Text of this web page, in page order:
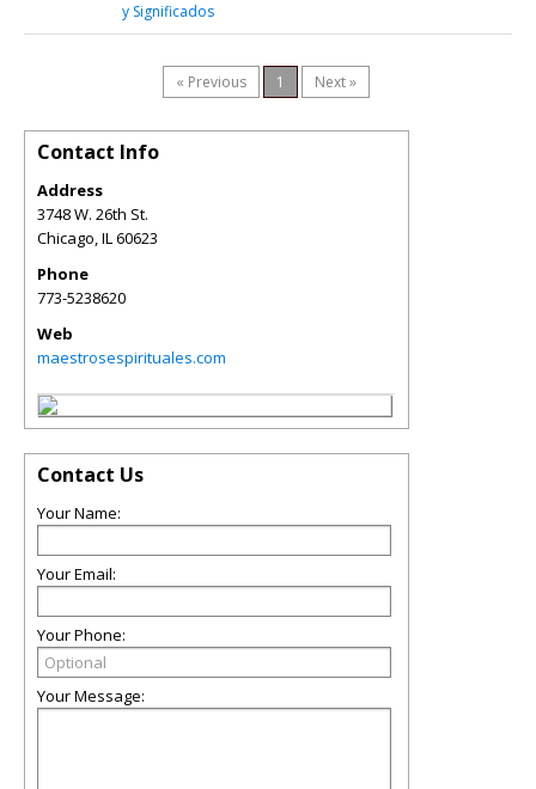
y Significados
« Previous 1 Next »
Contact Info
Address
3748 W. 26th St.
Chicago,IL60623
Phone
773-5238620
Web
maestrosespirituales.com
Contact Us
Your Name:
Your Email:
Your Phone:
Your Message: